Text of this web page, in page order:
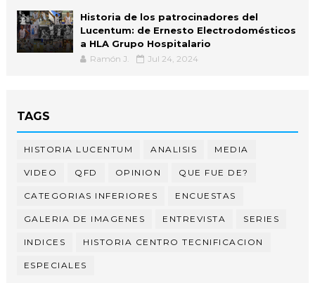
Historia de los patrocinadores del
Lucentum: de Ernesto Electrodomésticos
a HLA Grupo Hospitalario
Ramón J. Jul 24, 2024
TAGS
HISTORIA LUCENTUM ANALISIS MEDIA
VIDEO QFD OPINION QUE FUE DE?
CATEGORIAS INFERIORES ENCUESTAS
GALERIA DE IMAGENES ENTREVISTA SERIES
INDICES HISTORIA CENTRO TECNIFICACION
ESPECIALES